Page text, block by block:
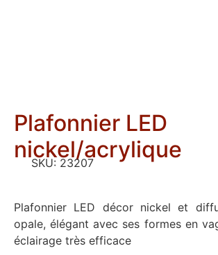
Plafonnier LED
nickel/acrylique
SKU: 23207
Plafonnier LED décor nickel et
opale, élégant avec ses formes en
éclairage très efficace